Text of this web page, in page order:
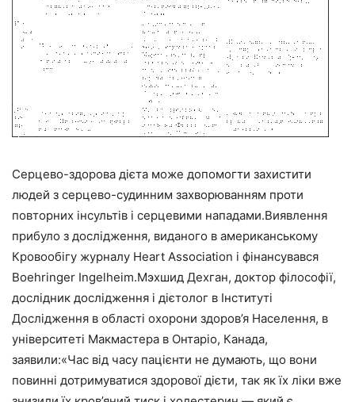
Серцево-здорова дієта може допомогти захистити
людей з серцево-судинним захворюванням проти
повторних інсультів і серцевими нападами.Виявлення
прибуло з дослідження, виданого в американському
Кровообігу журналу Heart Association і фінансувався
Boehringer Ingelheim.Мэхшид Дехган, доктор філософії,
дослідник дослідження і дієтолог в Інституті
Дослідження в області охорони здоров’я Населення, в
університеті Макмастера в Онтаріо, Канада,
заявили:«Час від часу пацієнти не думають, що вони
повинні дотримуватися здорової дієти, так як їх ліки вже